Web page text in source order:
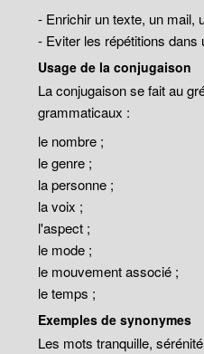
- Enrichir un texte, un mail,
- Eviter les répétitions dans
Usage de la conjugaison
La conjugaison se fait au
grammaticaux :
le nombre ;
le genre ;
la personne ;
la voix ;
l'aspect ;
le mode ;
le mouvement associé ;
le temps ;
Exemples de synonymes
Les mots tranquille,